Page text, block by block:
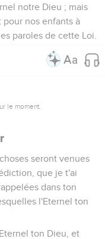
notre Dieu ; mais
pour nos enfants à
paroles de cette Loi.
le moment.
seront venues
que je t'ai
dans ton
l'Eternel ton
ton Dieu, et